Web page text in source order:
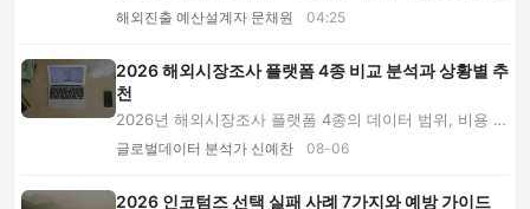
이상까지 구분해 시장조사, 바이어 발굴, 전시회, ...
해외진출 예산설계자 문채원 04:25
2026 해외시장조사 플랫폼 4종 비교 분석과 상황별 추
천
2026년 해외시장조사 플랫폼 4종의 데이터 범위, 비용 성
격, 장단점과 활용법을 비교하고 수출 단계·예...
글로벌데이터 분석가 신예찬 08-06
2026 인코텀즈 선택 실패 사례 7가지와 예방 가이드